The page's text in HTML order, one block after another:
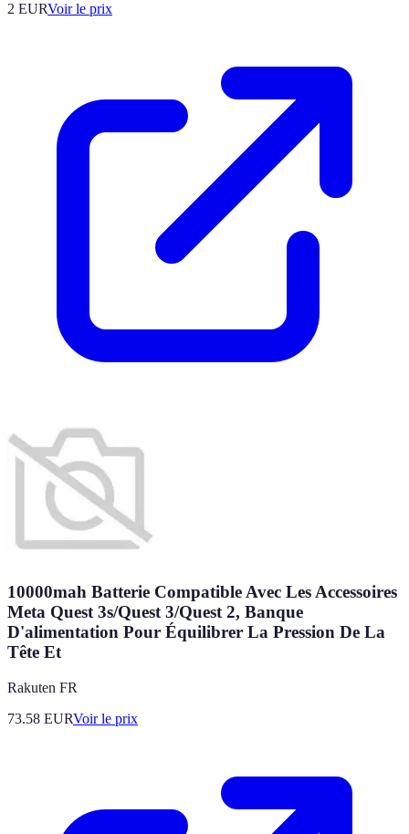
2 EURVoir le prix
10000mah Batterie Compatible Avec Les Accessoires
Meta Quest 3s/Quest 3/Quest 2, Banque
D'alimentation Pour Équilibrer La Pression De La
Tête Et
Rakuten FR
73.58 EURVoir le prix